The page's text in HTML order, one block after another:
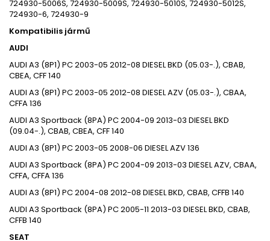
724930-5006S, 724930-5009S, 724930-5010S, 724930-5012S,
724930-6, 724930-9
Kompatibilis jármű
AUDI
AUDI A3 (8P1) PC2003-05 2012-08 DIESELBKD (05.03-.), CBAB,
CBEA, CFF140
AUDI A3 (8P1) PC2003-05 2012-08 DIESELAZV (05.03-.), CBAA,
CFFA136
AUDI A3 Sportback (8PA) PC2004-09 2013-03 DIESELBKD
(09.04-.), CBAB, CBEA, CFF140
AUDI A3 (8P1) PC2003-05 2008-06 DIESELAZV136
AUDI A3 Sportback (8PA) PC2004-09 2013-03 DIESELAZV, CBAA,
CFFA, CFFA136
AUDI A3 (8P1) PC2004-08 2012-08 DIESELBKD, CBAB, CFFB 140
AUDI A3 Sportback (8PA) PC2005-11 2013-03 DIESELBKD, CBAB,
CFFB 140
SEAT